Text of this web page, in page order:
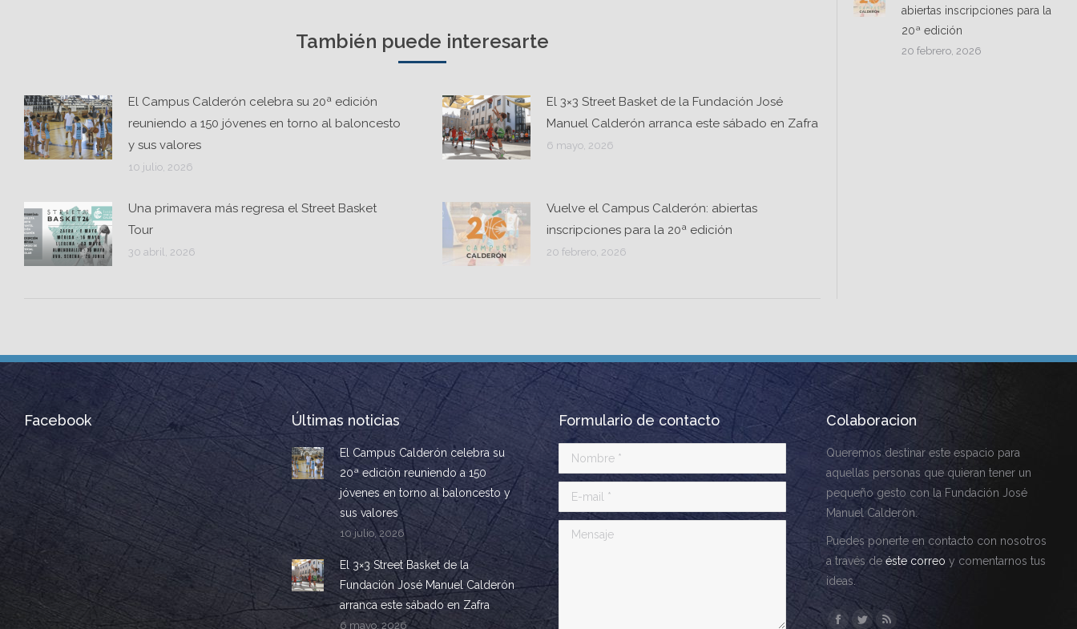
También puede interesarte
El Campus Calderón celebra su 20ª edición
reuniendo a 150 jóvenes en torno al baloncesto
y sus valores
10 julio, 2026
El 3×3 Street Basket de la Fundación José
Manuel Calderón arranca este sábado en Zafra
6 mayo, 2026
Una primavera más regresa el Street Basket
Tour
30 abril, 2026
Vuelve el Campus Calderón: abiertas
inscripciones para la 20ª edición
20 febrero, 2026
abiertas inscripciones para la
20ª edición
20 febrero, 2026
Facebook Últimas noticias
El Campus Calderón celebra su
20ª edición reuniendo a 150
jóvenes en torno al baloncesto y
sus valores
10 julio, 2026
El 3×3 Street Basket de la
Fundación José Manuel Calderón
arranca este sábado en Zafra
6 mayo, 2026
Formulario de contacto
Nombre *
E-mail *
Mensaje
Colaboracion
Queremos destinar este espacio para
aquellas personas que quieran tener un
pequeño gesto con la Fundación José
Manuel Calderón.
Puedes ponerte en contacto con nosotros
a través de éste correo y comentarnos tus
ideas.
Encuéntranos en: